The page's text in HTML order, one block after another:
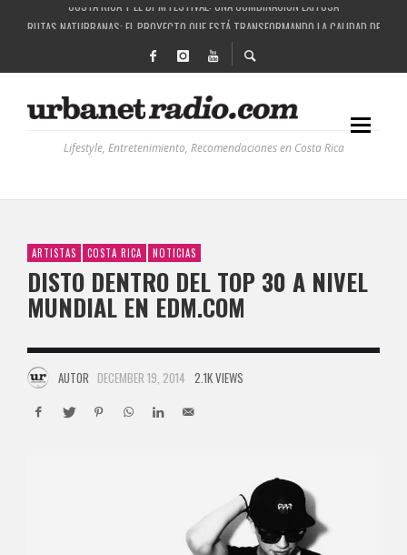
RUTAS NATURBANAS: EL PROYECTO QUE ESTÁ TRANSFORMANDO LA CALIDAD DE
LA HISTORIA DETRÁS DE LA MÚSICA ELECTRÓNICA: BBC RADIOPHONIC WORKSHOP
RECORDANDO LA EXPERIENCIA BPM: UN REVIEW DE LA PRIMERA EDICIÓN QUE
Lifestyle, Entretenimiento, Recomendaciones en Costa Rica
ARTISTAS COSTA RICA NOTICIAS
DISTO DENTRO DEL TOP 30 A NIVEL
MUNDIAL EN EDM.COM
AUTOR DECEMBER 19, 2014 2.1K VIEWS